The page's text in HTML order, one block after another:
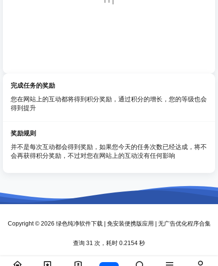
完成任务的奖励
您在网站上的互动都将得到积分奖励，通过积分的增长，您的等级也会
得到提升
奖励规则
并不是每次互动都会得到奖励，如果您今天的任务次数已经达成，将不
会再获得积分奖励，不过对您在网站上的互动没有任何影响
Copyright © 2026 绿色纯净软件下载 | 免安装便携版应用 | 无广告优化程序合集
查询 31 次，耗时 0.2154 秒